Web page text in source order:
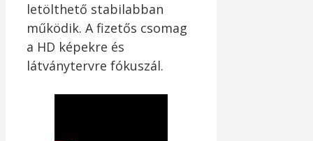
letölthető stabilabban
működik. A fizetős csomag
a HD képekre és
látványtervre fókuszál.